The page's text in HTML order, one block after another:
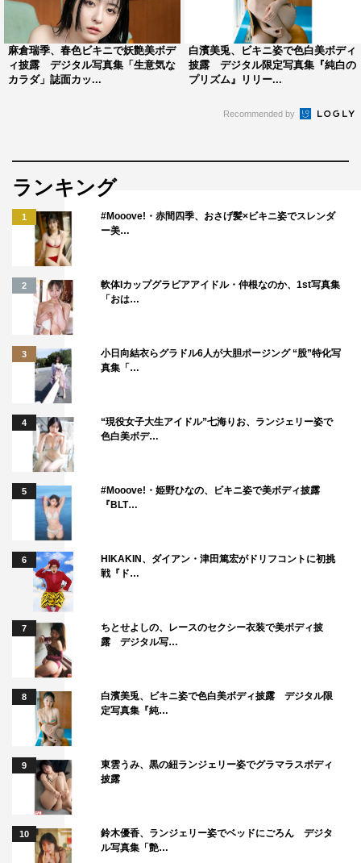
麻倉瑞季、春色ビキニで妖艶美ボデ
ィ披露 デジタル写真集「生意気な
カラダ」誌面カッ...
白濱美兎、ビキニ姿で色白美ボディ
披露 デジタル限定写真集『純白の
プリズム』リリー...
Recommended by
ランキング
1
#Mooove!・赤間四季、おさげ髪×ビキニ姿でスレンダ
ー美…
2
軟体Iカップグラビアアイドル・仲根なのか、1st写真集
「おは…
3
小日向結衣らグラドル6人が大胆ポージング “股”特化写
真集「…
4
“現役女子大生アイドル”七海りお、ランジェリー姿で
色白美ボデ…
5
#Mooove!・姫野ひなの、ビキニ姿で美ボディ披露
『BLT…
6
HIKAKIN、ダイアン・津田篤宏がドリフコントに初挑
戦『ド…
7
ちとせよしの、レースのセクシー衣装で美ボディ披
露 デジタル写…
8
白濱美兎、ビキニ姿で色白美ボディ披露 デジタル限
定写真集『純…
9
東雲うみ、黒の紐ランジェリー姿でグラマラスボディ
披露
10
鈴木優香、ランジェリー姿でベッドにごろん デジタ
ル写真集「艶…